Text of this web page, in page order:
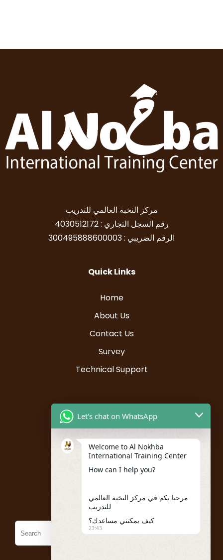
مركز النخبة العالمي للتدريب
رقم السجل التجاري : 4030512172
الرقم الضريبي : 300495888600003
Quick Links
Home
About Us
Contact Us
Survey
Technical Support
Resources
Student Registration
My account
Let's chat on WhatsApp
Welcome to Al Nokhba
International Training Center
How can I help you?
مرحبا بكم في مركز النخبة العالمي
للتدريب
كيف يمكنني مساعدك؟
23:43